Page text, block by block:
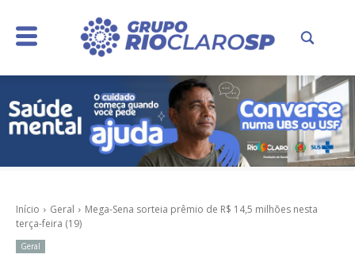
Início Geral
Mega-Sena sorteia prêmio de R$ 14,5 milhões nesta
terça-feira (19)
Geral